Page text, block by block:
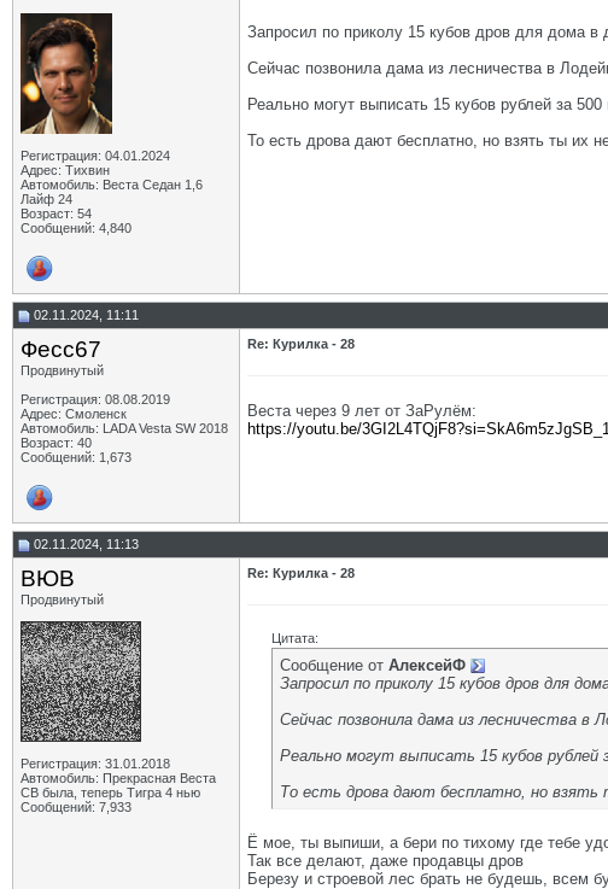
Регистрация: 04.01.2024
Адрес: Тихвин
Автомобиль: Веста Седан 1,6
Лайф 24
Возраст: 54
Сообщений: 4,840
Запросил по приколу 15 кубов дров для дома в
Сейчас позвонила дама из лесничества в
Реально могут выписать 15 кубов рублей за
То есть дрова дают бесплатно, но взять ты их
02.11.2024, 11:11
Фесс67
Продвинутый
Регистрация: 08.08.2019
Адрес: Смоленск
Автомобиль: LADA Vesta SW 2018
Возраст: 40
Сообщений: 1,673
Re: Курилка - 28
Веста через 9 лет от ЗаРулём:
https://youtu.be/
02.11.2024, 11:13
ВЮВ
Продвинутый
Регистрация: 31.01.2018
Автомобиль: Прекрасная Веста
СВ была, теперь Тигра 4 нью
Сообщений: 7,933
Re: Курилка - 28
Цитата:
Сообщение от АлексейФ
Запросил по приколу 15 кубов дров для
Сейчас позвонила дама из лесничества в
Реально могут выписать 15 кубов рублей
То есть дрова дают бесплатно, но
Ё мое, ты выпиши, а бери по тихому где тебе
Так все делают, даже продавцы дров
Березу и строевой лес брать не будешь, всем